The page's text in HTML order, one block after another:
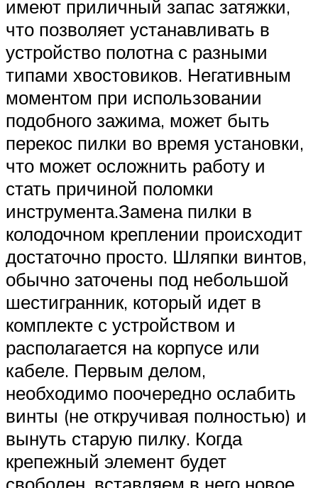
имеют приличный запас затяжки,
что позволяет устанавливать в
устройство полотна с разными
типами хвостовиков. Негативным
моментом при использовании
подобного зажима, может быть
перекос пилки во время установки,
что может осложнить работу и
стать причиной поломки
инструмента.Замена пилки в
колодочном креплении происходит
достаточно просто. Шляпки винтов,
обычно заточены под небольшой
шестигранник, который идет в
комплекте с устройством и
располагается на корпусе или
кабеле. Первым делом,
необходимо поочередно ослабить
винты (не откручивая полностью) и
вынуть старую пилку. Когда
крепежный элемент будет